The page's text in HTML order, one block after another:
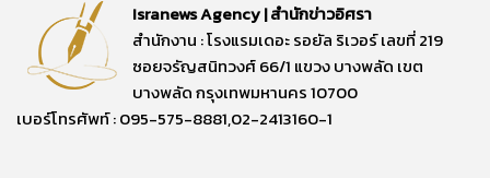
Isranews Agency | สำนักข่าวอิศรา
สำนักงาน : โรงแรมเดอะ รอยัล ริเวอร์ เลขที่ 219
ซอยจรัญสนิทวงศ์ 66/1 แขวง บางพลัด เขต
บางพลัด กรุงเทพมหานคร 10700
เบอร์โทรศัพท์ : 095-575-8881,02-2413160-1